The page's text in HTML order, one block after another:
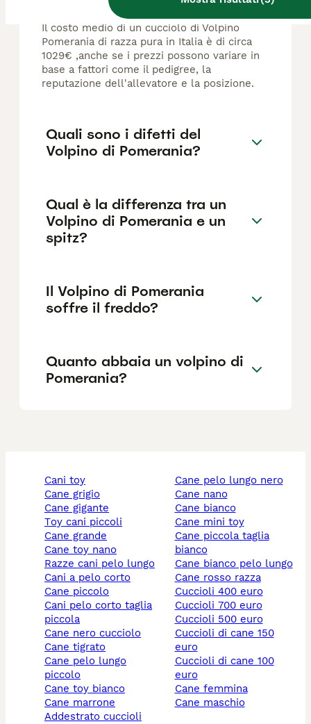
Il costo medio di un cucciolo di Volpino
Pomerania di razza pura in Italia è di circa
1029€ ,anche se i prezzi possono variare in
base a fattori come il pedigree, la
reputazione dell'allevatore e la posizione.
Quali sono i difetti del
Volpino di Pomerania?
Qual è la differenza tra un
Volpino di Pomerania e un
spitz?
Il Volpino di Pomerania
soffre il freddo?
Quanto abbaia un volpino di
Pomerania?
cani toy
cane grigio
cane gigante
toy cani piccoli
cane grande
cane toy nano
razze cani pelo lungo
cani a pelo corto
cane piccolo
cani pelo corto taglia
piccola
cane nero cucciolo
cane tigrato
cane pelo lungo
piccolo
cane toy bianco
cane marrone
addestrato cuccioli
cane pelo lungo nero
cane nano
cane bianco
cane mini toy
cane piccola taglia
bianco
cane bianco pelo lungo
cane rosso razza
cuccioli 400 euro
cuccioli 700 euro
cuccioli 500 euro
cuccioli di cane 150
euro
cuccioli di cane 100
euro
cane femmina
cane maschio